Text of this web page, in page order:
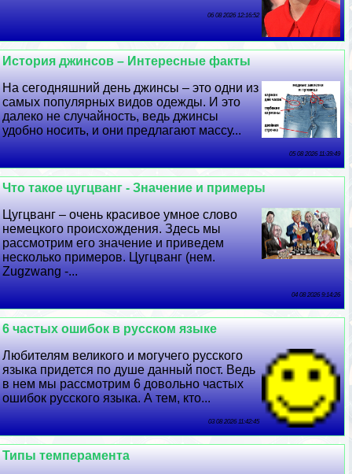
06 08 2026 12:16:52
История джинсов – Интересные факты
На сегодняшний день джинсы – это одни из
самых популярных видов одежды. И это
далеко не случайность, ведь джинсы
удобно носить, и они предлагают массу...
05 08 2026 11:39:49
Что такое цугцванг - Значение и примеры
Цугцванг – очень красивое умное слово
немецкого происхождения. Здесь мы
рассмотрим его значение и приведем
несколько примеров. Цугцванг (нем.
Zugzwang -...
04 08 2026 9:14:26
6 частых ошибок в русском языке
Любителям великого и могучего русского
языка придется по душе данный пост. Ведь
в нем мы рассмотрим 6 довольно частых
ошибок русского языка. А тем, кто...
03 08 2026 11:42:45
Типы темперамента